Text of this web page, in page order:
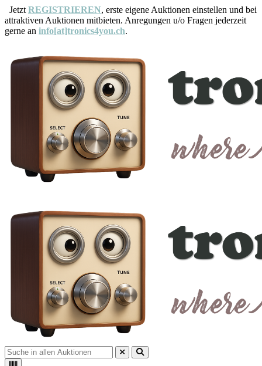
Jetzt REGISTRIEREN, erste eigene Auktionen einstellen und bei
attraktiven Auktionen mitbieten. Anregungen u/o Fragen jederzeit
gerne an info[at]tronics4you.ch.